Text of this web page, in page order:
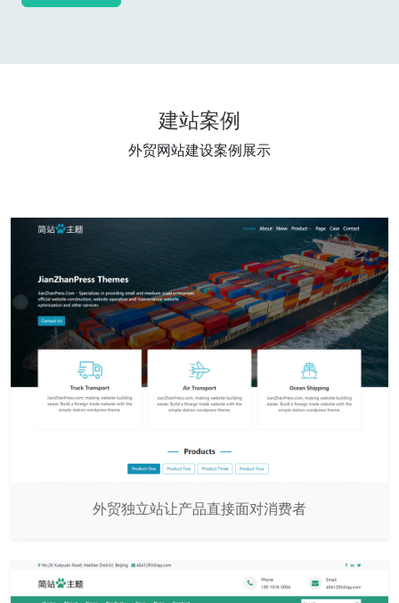
建站案例
外贸网站建设案例展示
外贸独立站让产品直接面对消费者